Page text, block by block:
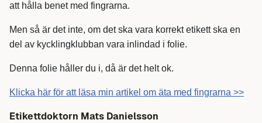
att hålla benet med fingrarna.
Men så är det inte, om det ska vara korrekt etikett ska en
del av kycklingklubban vara inlindad i folie.
Denna folie håller du i, då är det helt ok.
Klicka här för att läsa min artikel om äta med fingrarna >>
Etikettdoktorn Mats Danielsson